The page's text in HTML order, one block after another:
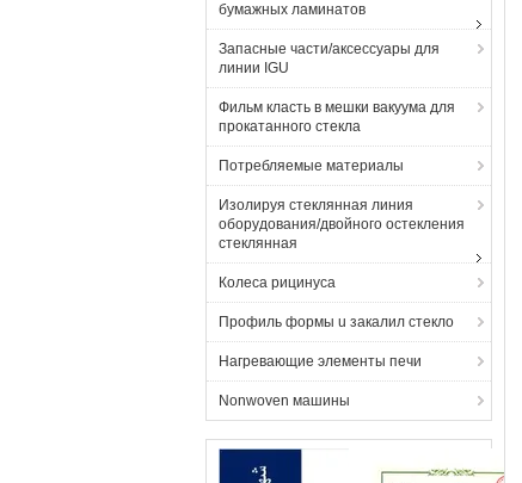
бумажных ламинатов
Запасные части/аксессуары для
линии IGU
Фильм класть в мешки вакуума для
прокатанного стекла
Потребляемые материалы
Изолируя стеклянная линия
оборудования/двойного остекления
стеклянная
Колеса рицинуса
Профиль формы u закалил стекло
Нагревающие элементы печи
Nonwoven машины